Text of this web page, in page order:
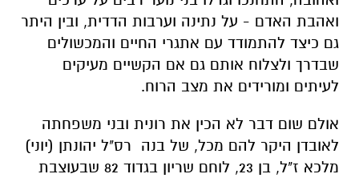
ואהבת האדם - על נתינה וערבות הדדית, ובין היתר
גם כיצד להתמודד עם אתגרי החיים והמכשולים
שבדרך ולצלוח אותם גם אם הקשיים מעיקים
לעיתים ומורידים את מצב הרוח.
אולם שום דבר לא הכין את רונית ובני משפחתה
לאובדן היקר להם מכל, של בנה רס"ל יהונתן (יוני)
מלכא ז"ל, בן 23, לוחם שריון בגדוד 82 שבעוצבת